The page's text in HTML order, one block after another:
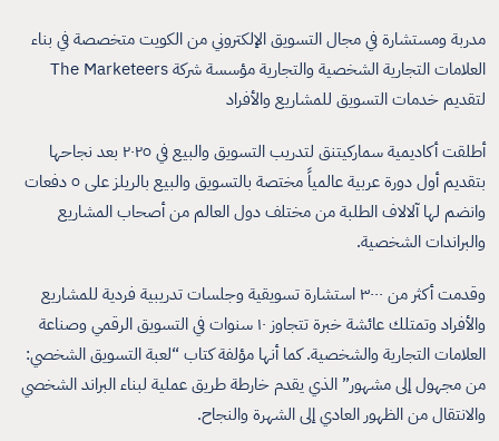
مدربة ومستشارة في مجال التسويق الإلكتروني من الكويت متخصصة في بناء
العلامات التجارية الشخصية والتجارية مؤسسة شركة The Marketeers
لتقديم خدمات التسويق للمشاريع والأفراد
أطلقت أكاديمية سماركيتنق لتدريب التسويق والبيع في ٢٠٢٥ بعد نجاحها
بتقديم أول دورة عربية عالمياً مختصة بالتسويق والبيع بالريلز على ٥ دفعات
وانضم لها آلالاف الطلبة من مختلف دول العالم من أصحاب المشاريع
والبراندات الشخصية.
وقدمت أكثر من ٣٠٠٠ استشارة تسويقية وجلسات تدريبية فردية للمشاريع
والأفراد وتمتلك عائشة خبرة تتجاوز ١٠ سنوات في التسويق الرقمي وصناعة
العلامات التجارية والشخصية. كما أنها مؤلفة كتاب “لعبة التسويق الشخصي:
من مجهول إلى مشهور” الذي يقدم خارطة طريق عملية لبناء البراند الشخصي
والانتقال من الظهور العادي إلى الشهرة والنجاح.